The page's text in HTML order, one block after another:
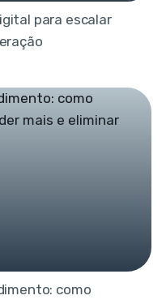
para escalar
como